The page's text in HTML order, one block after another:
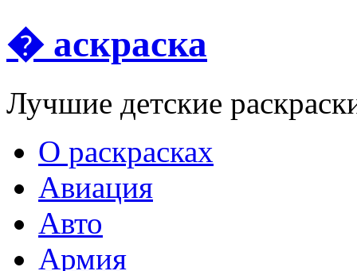
� аскраска
Лучшие детские
О раскрасках
Авиация
Авто
Армия